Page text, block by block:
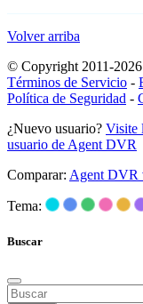
Volver arriba
© Copyright 2011-
Términos de Servicio -
Política de Seguridad -
¿Nuevo usuario? Visite
usuario de Agent DVR
Comparar: Agent DVR
Tema:
Buscar